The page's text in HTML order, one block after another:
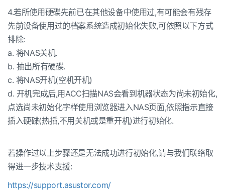
4.若所使用硬碟先前已在其他设备中使用过,有可能会有残存
先前设备使用过的档案系统造成初始化失败,可依照以下方式
排除:
a. 将NAS关机.
b. 抽出所有硬碟.
c. 将NAS开机(空机开机)
d. 开机完成后,用ACC扫描NAS会看到机器状态为尚未初始化,
点选尚未初始化字样使用浏览器进入NAS页面,依照指示直接
插入硬碟(热插,不用关机或是重开机)进行初始化.
若操作过以上步骤还是无法成功进行初始化,请与我们联络取
得进一步技术支援:
https://support.asustor.com/